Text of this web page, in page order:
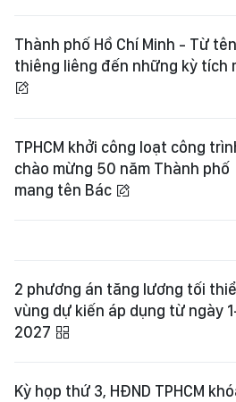
Thành phố Hồ Chí Minh - Từ
thiêng liêng đến những kỳ tích
TPHCM khởi công loạt công
chào mừng 50 năm Thành phố
mang tên Bác
2 phương án tăng lương tối
vùng dự kiến áp dụng từ ngày
2027
Kỳ họp thứ 3, HĐND TPHCM